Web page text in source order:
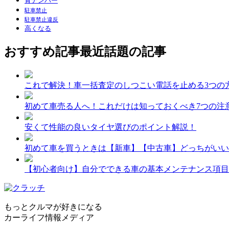
駐車禁止
駐車禁止違反
高くなる
おすすめ記事最近話題の記事
これで解決！車一括査定のしつこい電話を止める3つの
初めて車売る人へ！これだけは知っておくべき7つの注
安くて性能の良いタイヤ選びのポイント解説！
初めて車を買うときは【新車】【中古車】どっちがいい
【初心者向け】自分でできる車の基本メンテナンス項目
もっとクルマが好きになる
カーライフ情報メディア